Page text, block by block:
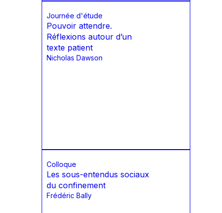
Journée d'étude
Pouvoir attendre.
Réflexions autour d’un
texte patient
Nicholas Dawson
Colloque
Les sous-entendus sociaux
du confinement
Frédéric Bally